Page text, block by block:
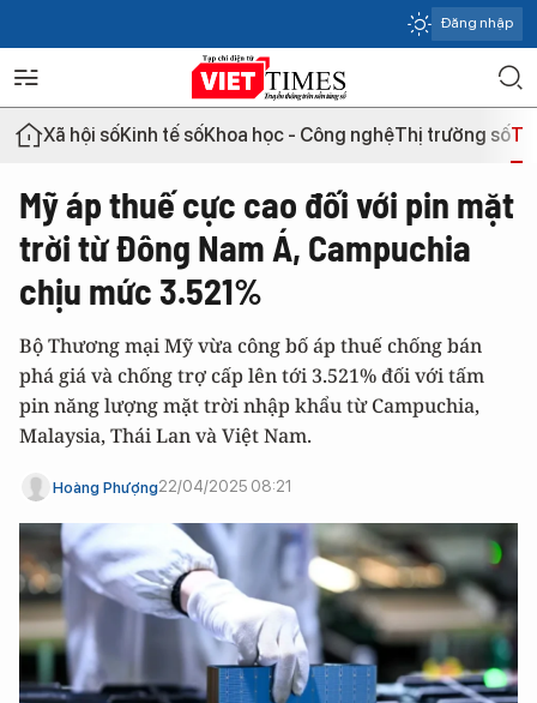
Đăng nhập
Xã hội sốKinh tế sốKhoa học - Công nghệThị trường số
Mỹ áp thuế cực cao đối với pin mặt
trời từ Đông Nam Á, Campuchia
chịu mức 3.521%
Bộ Thương mại Mỹ vừa công bố áp thuế chống bán
phá giá và chống trợ cấp lên tới 3.521% đối với tấm
pin năng lượng mặt trời nhập khẩu từ Campuchia,
Malaysia, Thái Lan và Việt Nam.
Hoàng Phượng22/04/2025 08:21